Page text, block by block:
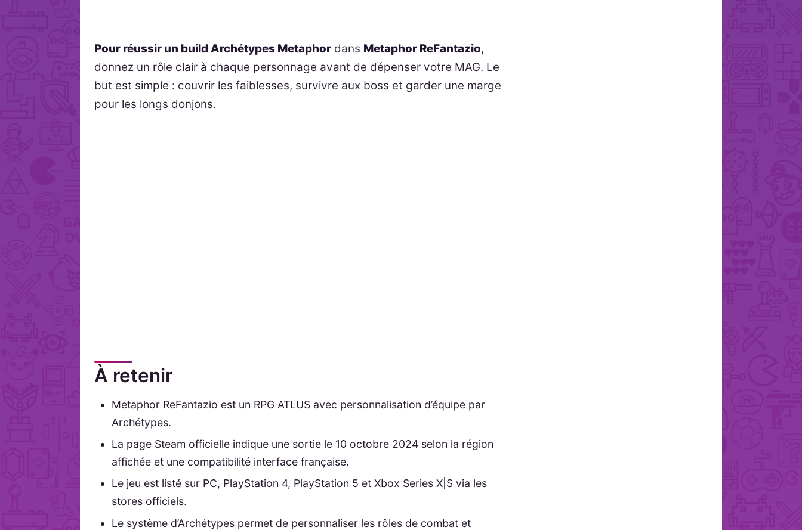
Pour réussir un build Archétypes Metaphor dans Metaphor ReFantazio,
donnez un rôle clair à chaque personnage avant de dépenser votre MAG. Le
but est simple : couvrir les faiblesses, survivre aux boss et garder une marge
pour les longs donjons.
À retenir
Metaphor ReFantazio est un RPG ATLUS avec personnalisation d’équipe par
Archétypes.
La page Steam officielle indique une sortie le 10 octobre 2024 selon la région
affichée et une compatibilité interface française.
Le jeu est listé sur PC, PlayStation 4, PlayStation 5 et Xbox Series X|S via les
stores officiels.
Le système d’Archétypes permet de personnaliser les rôles de combat et